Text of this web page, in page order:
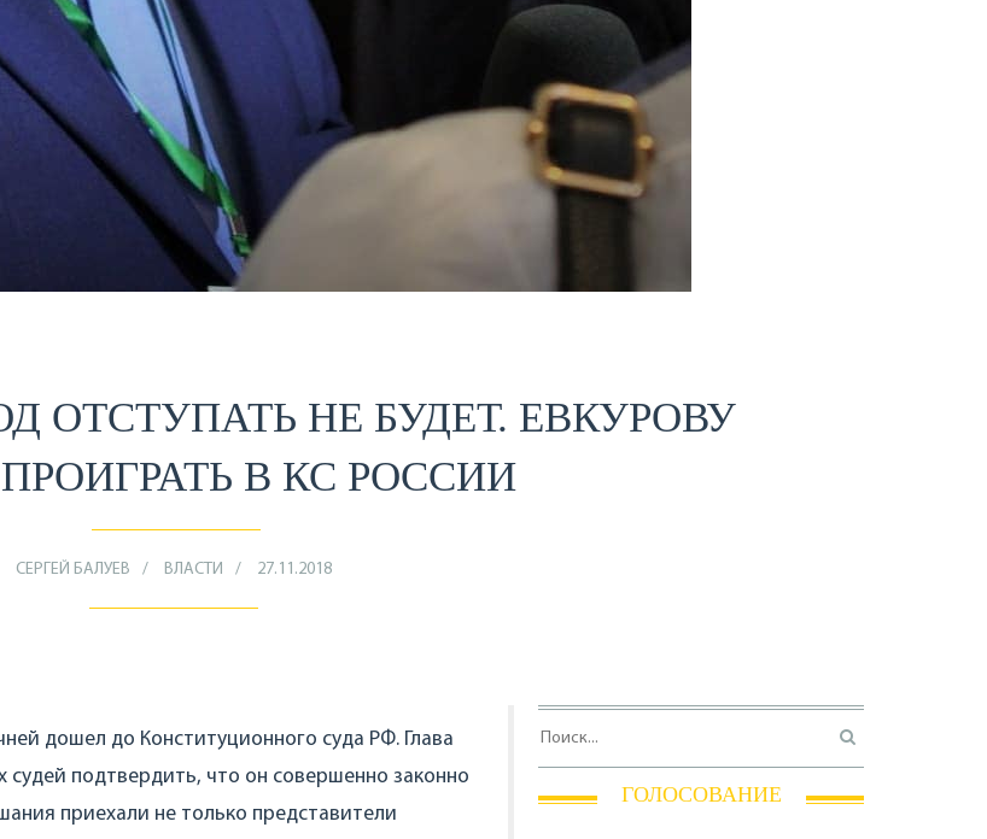
ОТСТУПАТЬ НЕ БУДЕТ. ЕВКУРОВУ
В КС РОССИИ
СЕРГЕЙ БАЛУЕВ ВЛАСТИ 27.11.2018
дошел до Конституционного суда РФ. Глава
подтвердить, что он совершенно законно
приехали не только представители
ГОЛОСОВАНИЕ